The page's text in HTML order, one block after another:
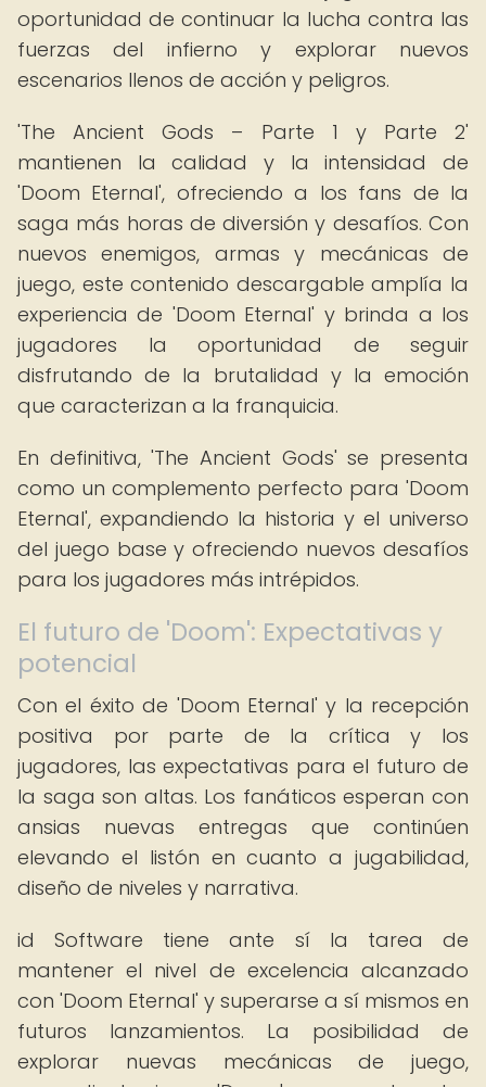
oportunidad de continuar la lucha contra las
fuerzas del infierno y explorar nuevos
escenarios llenos de acción y peligros.
'The Ancient Gods – Parte 1 y Parte 2'
mantienen la calidad y la intensidad de
'Doom Eternal', ofreciendo a los fans de la
saga más horas de diversión y desafíos. Con
nuevos enemigos, armas y mecánicas de
juego, este contenido descargable amplía la
experiencia de 'Doom Eternal' y brinda a los
jugadores la oportunidad de seguir
disfrutando de la brutalidad y la emoción
que caracterizan a la franquicia.
En definitiva, 'The Ancient Gods' se presenta
como un complemento perfecto para 'Doom
Eternal', expandiendo la historia y el universo
del juego base y ofreciendo nuevos desafíos
para los jugadores más intrépidos.
El futuro de 'Doom': Expectativas y
potencial
Con el éxito de 'Doom Eternal' y la recepción
positiva por parte de la crítica y los
jugadores, las expectativas para el futuro de
la saga son altas. Los fanáticos esperan con
ansias nuevas entregas que continúen
elevando el listón en cuanto a jugabilidad,
diseño de niveles y narrativa.
id Software tiene ante sí la tarea de
mantener el nivel de excelencia alcanzado
con 'Doom Eternal' y superarse a sí mismos en
futuros lanzamientos. La posibilidad de
explorar nuevas mecánicas de juego,